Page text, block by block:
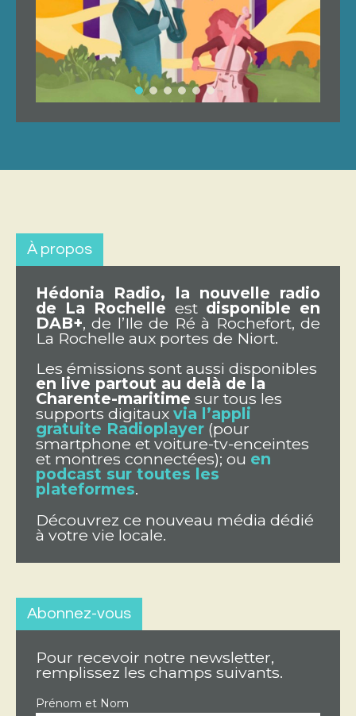
À propos
Hédonia Radio, la nouvelle radio
de La Rochelle est disponible en
DAB+, de l’Ile de Ré à Rochefort, de
La Rochelle aux portes de Niort.
Les émissions sont aussi disponibles
en live partout au delà de la
Charente-maritime sur tous les
supports digitaux via l’appli
gratuite Radioplayer (pour
smartphone et voiture-tv-enceintes
et montres connectées); ou en
podcast sur toutes les
plateformes.
Découvrez ce nouveau média dédié
à votre vie locale.
Abonnez-vous
Pour recevoir notre newsletter,
remplissez les champs suivants.
Prénom et Nom